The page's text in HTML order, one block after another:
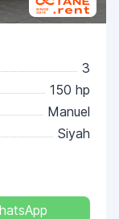
3
150 hp
Manuel
Siyah